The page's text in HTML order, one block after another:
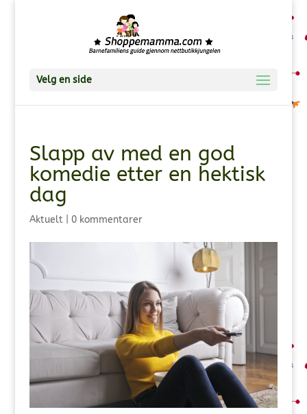
Velg en side
Slapp av med en god
komedie etter en hektisk
dag
Aktuelt| 0 kommentarer